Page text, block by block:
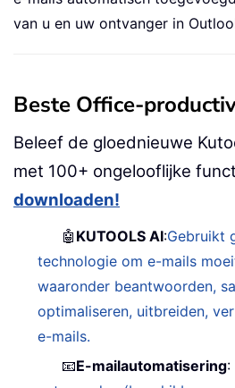
van u en uw ontvanger in
Beste Office-
Beleef de gloednieuwe
met 100+ ongelooflijke
downloaden!
🤖 KUTOOLS AI:Gebruikt
technologie om e-mails
waaronder beantwoorden,
optimaliseren, uitbreiden,
e-mails.
📧E-mailautomatisering: